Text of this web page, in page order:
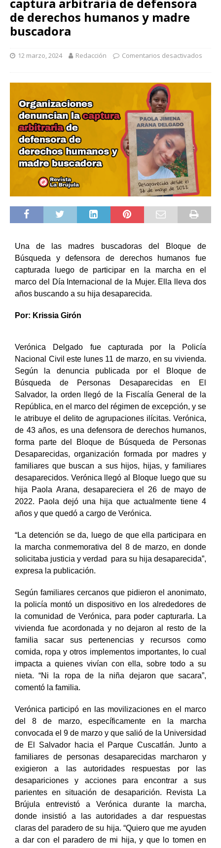
captura arbitraria de defensora
de derechos humanos y madre
buscadora
12 marzo, 2024 Redacción Comentarios desactivados
Una de las madres buscadoras del Bloque de
Búsqueda y defensora de derechos humanos fue
capturada luego de participar en la marcha en el
marco del Día Internacional de la Mujer. Ella lleva dos
años buscando a su hija desaparecida.
Por: Krissia Girón
Verónica Delgado fue capturada por la Policía
Nacional Civil este lunes 11 de marzo, en su vivienda.
Según la denuncia publicada por el Bloque de
Búsqueda de Personas Desaparecidas en El
Salvador, la orden llegó de la Fiscalía General de la
República, en el marco del régimen de excepción, y se
le atribuye el delito de agrupaciones ilícitas. Verónica,
de 43 años, es una defensora de derechos humanos,
forma parte del Bloque de Búsqueda de Personas
Desaparecidas, organización formada por madres y
familiares que buscan a sus hijos, hijas, y familiares
desaparecidos. Verónica llegó al Bloque luego que su
hija Paola Arana, desapareciera el 26 de mayo de
2022. Paola dejó una hija que actualmente tiene 4
años y que quedó a cargo de Verónica.
“La detención se da, luego de que ella participara en
la marcha conmemorativa del 8 de marzo, en donde
solicitaba justicia y verdad para su hija desaparecida”,
expresa la publicación.
Según familiares cercanos que pidieron el anonimato,
la policía montó un dispositivo en los alrededores de
la comunidad de Verónica, para poder capturarla. La
vivienda fue acordonada y no dejaron al resto de la
familia sacar sus pertenencias y recursos como
comida, ropa y otros implementos importantes, lo cual
impacta a quienes vivían con ella, sobre todo a su
nieta. “Ni la ropa de la niña dejaron que sacara”,
comentó la familia.
Verónica participó en las movilizaciones en el marco
del 8 de marzo, específicamente en la marcha
convocada el 9 de marzo y que salió de la Universidad
de El Salvador hacia el Parque Cuscatlán. Junto a
familiares de personas desaparecidas marcharon y
exigieron a las autoridades respuestas por las
desapariciones y acciones para encontrar a sus
parientes en situación de desaparición. Revista La
Brújula entrevistó a Verónica durante la marcha,
donde insistió a las autoridades a dar respuestas
claras del paradero de su hija. “Quiero que me ayuden
a dar con el paradero de mi hija, y que lo tomen en